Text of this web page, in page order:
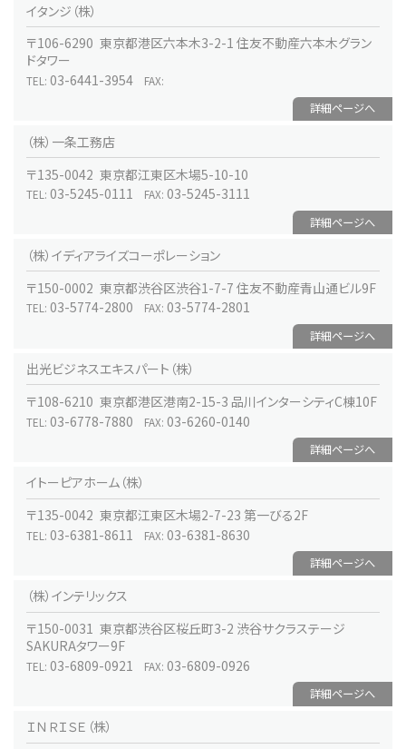
イタンジ（株）
〒106-6290 東京都港区六本木3-2-1 住友不動産六本木グラン
ドタワー
TEL: 03-6441-3954 FAX:
詳細ページへ
（株）一条工務店
〒135-0042 東京都江東区木場5-10-10
TEL: 03-5245-0111 FAX: 03-5245-3111
詳細ページへ
（株）イディアライズコーポレーション
〒150-0002 東京都渋谷区渋谷1-7-7 住友不動産青山通ビル9F
TEL: 03-5774-2800 FAX: 03-5774-2801
詳細ページへ
出光ビジネスエキスパート（株）
〒108-6210 東京都港区港南2-15-3 品川インターシティC棟10F
TEL: 03-6778-7880 FAX: 03-6260-0140
詳細ページへ
イトーピアホーム（株）
〒135-0042 東京都江東区木場2-7-23 第一びる2F
TEL: 03-6381-8611 FAX: 03-6381-8630
詳細ページへ
（株）インテリックス
〒150-0031 東京都渋谷区桜丘町3-2 渋谷サクラステージ
SAKURAタワー9F
TEL: 03-6809-0921 FAX: 03-6809-0926
詳細ページへ
ＩＮＲＩＳＥ（株）